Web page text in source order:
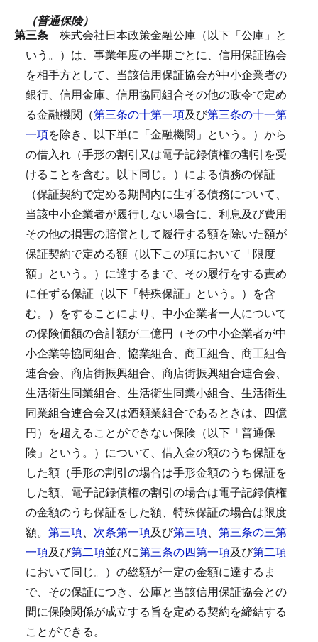
（普通保険）
第三条 株式会社日本政策金融公庫（以下「公庫」と
いう。）は、事業年度の半期ごとに、信用保証協会
を相手方として、当該信用保証協会が中小企業者の
銀行、信用金庫、信用協同組合その他の政令で定め
る金融機関（第三条の十第一項及び第三条の十一第
一項を除き、以下単に「金融機関」という。）から
の借入れ（手形の割引又は電子記録債権の割引を受
けることを含む。以下同じ。）による債務の保証
（保証契約で定める期間内に生ずる債務について、
当該中小企業者が履行しない場合に、利息及び費用
その他の損害の賠償として履行する額を除いた額が
保証契約で定める額（以下この項において「限度
額」という。）に達するまで、その履行をする責め
に任ずる保証（以下「特殊保証」という。）を含
む。）をすることにより、中小企業者一人について
の保険価額の合計額が二億円（その中小企業者が中
小企業等協同組合、協業組合、商工組合、商工組合
連合会、商店街振興組合、商店街振興組合連合会、
生活衛生同業組合、生活衛生同業小組合、生活衛生
同業組合連合会又は酒類業組合であるときは、四億
円）を超えることができない保険（以下「普通保
険」という。）について、借入金の額のうち保証を
した額（手形の割引の場合は手形金額のうち保証を
した額、電子記録債権の割引の場合は電子記録債権
の金額のうち保証をした額、特殊保証の場合は限度
額。 第三項、 次条第一項及び第三項、 第三条の三第
一項及び第二項並びに第三条の四第一項及び第二項
において同じ。）の総額が一定の金額に達するま
で、その保証につき、公庫と当該信用保証協会との
間に保険関係が成立する旨を定める契約を締結する
ことができる。